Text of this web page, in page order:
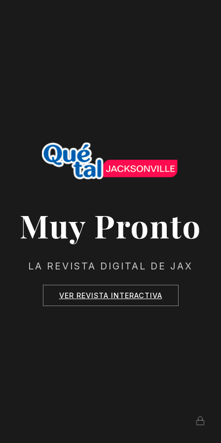
Muy Pronto
LA REVISTA DIGITAL DE JAX
VER REVISTA INTERACTIVA